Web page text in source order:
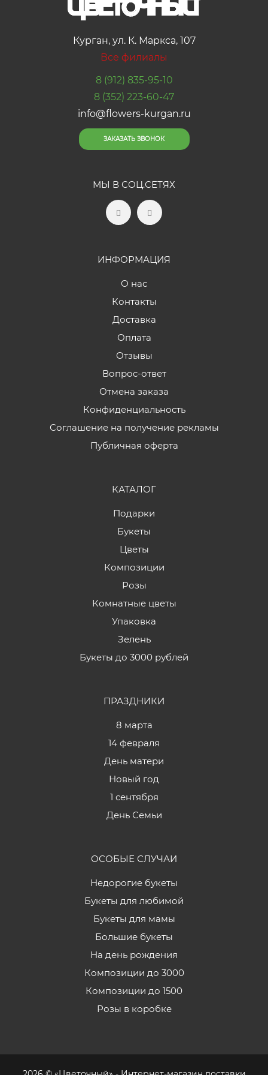
Курган, ул. К. Маркса, 107
Все филиалы
8 (912) 835-95-10
8 (352) 223-60-47
info@flowers-kurgan.ru
ЗАКАЗАТЬ ЗВОНОК
МЫ В СОЦ.СЕТЯХ
ИНФОРМАЦИЯ
О нас
Контакты
Доставка
Оплата
Отзывы
Вопрос-ответ
Отмена заказа
Конфиденциальность
Соглашение на получение рекламы
Публичная оферта
КАТАЛОГ
Подарки
Букеты
Цветы
Композиции
Розы
Комнатные цветы
Упаковка
Зелень
Букеты до 3000 рублей
ПРАЗДНИКИ
8 марта
14 февраля
День матери
Новый год
1 сентября
День Семьи
ОСОБЫЕ СЛУЧАИ
Недорогие букеты
Букеты для любимой
Букеты для мамы
Большие букеты
На день рождения
Композиции до 3000
Композиции до 1500
Розы в коробке